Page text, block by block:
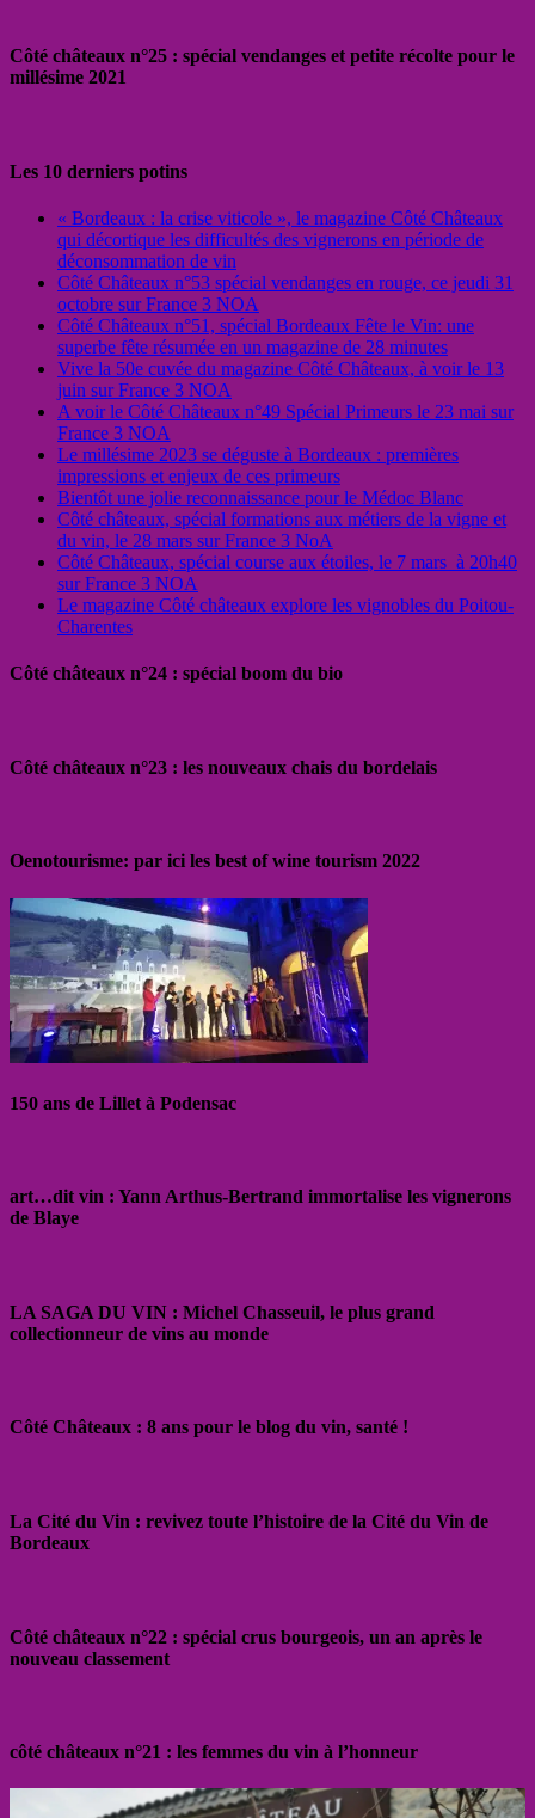
Côté châteaux n°25 : spécial vendanges et petite récolte pour le
millésime 2021
Les 10 derniers potins
« Bordeaux : la crise viticole », le magazine Côté Châteaux
qui décortique les difficultés des vignerons en période de
déconsommation de vin
Côté Châteaux n°53 spécial vendanges en rouge, ce jeudi 31
octobre sur France 3 NOA
Côté Châteaux n°51, spécial Bordeaux Fête le Vin: une
superbe fête résumée en un magazine de 28 minutes
Vive la 50e cuvée du magazine Côté Châteaux, à voir le 13
juin sur France 3 NOA
A voir le Côté Châteaux n°49 Spécial Primeurs le 23 mai sur
France 3 NOA
Le millésime 2023 se déguste à Bordeaux : premières
impressions et enjeux de ces primeurs
Bientôt une jolie reconnaissance pour le Médoc Blanc
Côté châteaux, spécial formations aux métiers de la vigne et
du vin, le 28 mars sur France 3 NoA
Côté Châteaux, spécial course aux étoiles, le 7 mars à 20h40
sur France 3 NOA
Le magazine Côté châteaux explore les vignobles du Poitou-
Charentes
Côté châteaux n°24 : spécial boom du bio
Côté châteaux n°23 : les nouveaux chais du bordelais
Oenotourisme: par ici les best of wine tourism 2022
150 ans de Lillet à Podensac
art…dit vin : Yann Arthus-Bertrand immortalise les vignerons
de Blaye
LA SAGA DU VIN : Michel Chasseuil, le plus grand
collectionneur de vins au monde
Côté Châteaux : 8 ans pour le blog du vin, santé !
La Cité du Vin : revivez toute l’histoire de la Cité du Vin de
Bordeaux
Côté châteaux n°22 : spécial crus bourgeois, un an après le
nouveau classement
côté châteaux n°21 : les femmes du vin à l’honneur